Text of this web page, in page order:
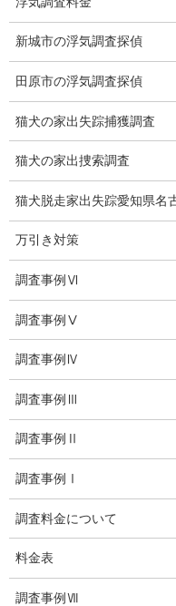
探偵日記
夫婦の信頼関係
児童虐待防止対策
子供のいじめ相談
いじめ相談・愛知県名
子供のいじめ問題・い
日本版DBS
お問い合わせ
愛知県内出張面談実施中
浮気調査専門
結婚前の行動調査
結婚調査
社員の行動調査
新城市の浮気調査探偵
田原市の浮気調査探偵
猫犬の家出失踪捕獲調査
猫犬の家出捜索調査
猫犬脱走家出失踪愛知県名
万引き対策
調査事例Ⅵ
調査事例Ⅴ
調査事例Ⅳ
調査事例Ⅲ
調査事例Ⅱ
調査事例Ⅰ
調査料金について
料金表
調査事例Ⅶ